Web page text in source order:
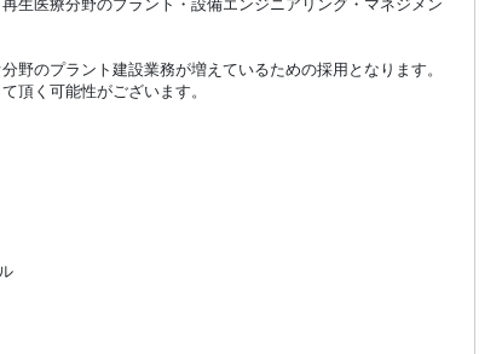
生医療分野のプラント・設備エンジニアリング・マネジメン
野のプラント建設業務が増えているための採用となります。
頂く可能性がございます。